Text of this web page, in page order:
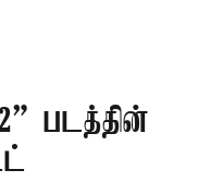
படத்தின்